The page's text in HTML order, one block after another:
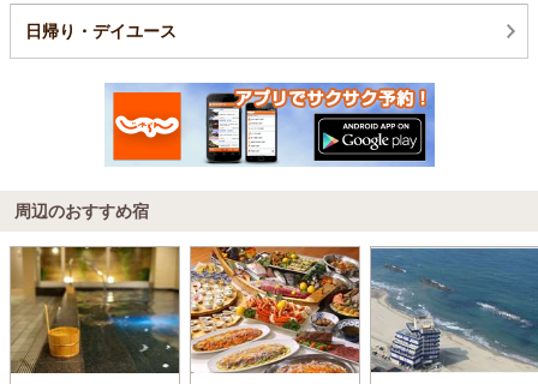
日帰り・デイユース
周辺のおすすめ宿